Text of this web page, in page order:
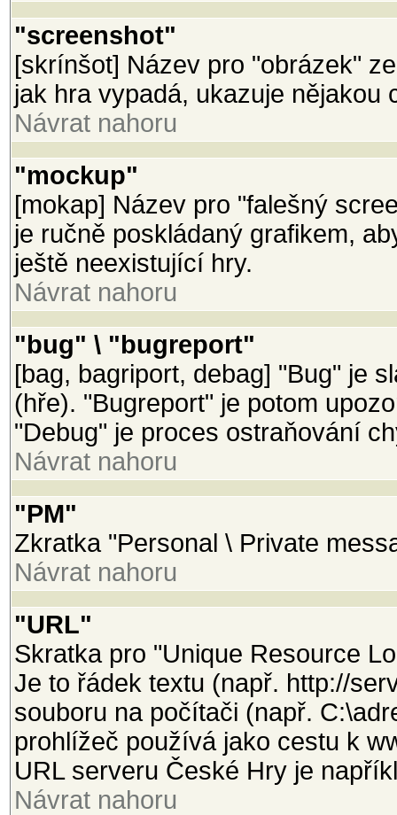
"screenshot"
[skrínšot] Název pro "obrázek"
jak hra vypadá, ukazuje nějakou
Návrat nahoru
"mockup"
[mokap] Název pro "falešný
je ručně poskládaný grafikem,
ještě neexistující hry.
Návrat nahoru
"bug" \ "bugreport"
[bag, bagriport, debag] "Bug" je
(hře). "Bugreport" je potom
"Debug" je proces ostraňování
Návrat nahoru
"PM"
Zkratka "Personal \ Private
Návrat nahoru
"URL"
Skratka pro "Unique Resource
Je to řádek textu (např. http://
souboru na počítači (např.
prohlížeč používá jako cestu k
URL serveru České Hry je
Návrat nahoru